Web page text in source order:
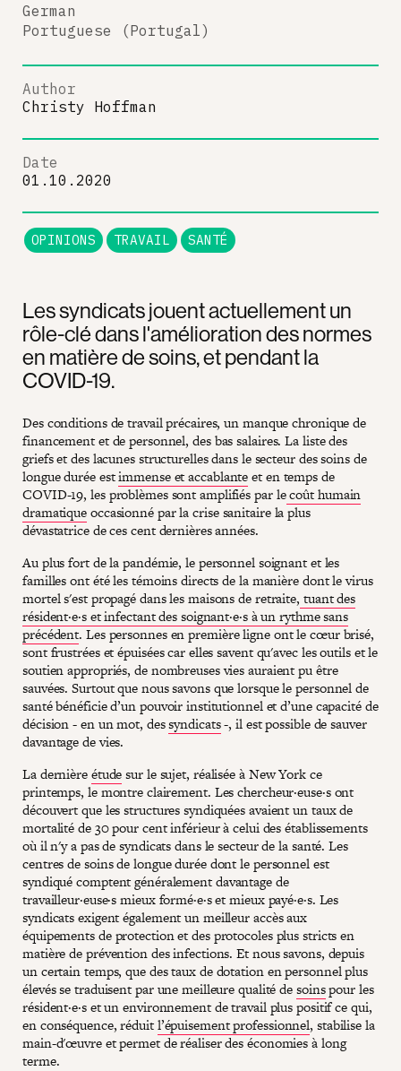
Les syndicats jouent actuellement un
rôle-clé dans l'amélioration des normes
en matière de soins, et pendant la
COVID-19.
Des conditions de travail précaires, un manque chronique de
financement et de personnel, des bas salaires. La liste des
griefs et des lacunes structurelles dans le secteur des soins de
longue durée estimmense et accablanteet en temps de
COVID-19, les problèmes sont amplifiés par lecoût humain
dramatiqueoccasionné par la crise sanitaire la plus
dévastatrice de ces cent dernières années.
Au plus fort de la pandémie, le personnel soignant et les
familles ont été les témoins directs de la manière dont le virus
mortel s'est propagé dans les maisons de retraite, tuant des
résident·e·s et infectant des soignant·e·s à un rythme sans
précédent. Les personnes en première ligne ont le cœur brisé,
sont frustrées et épuisées car elles savent qu'avec les outils et le
soutien appropriés, de nombreuses vies auraient pu être
sauvées. Surtout que nous savons que lorsque le personnel de
santé bénéficie d’un pouvoir institutionnel et d’une capacité de
décision - en un mot, dessyndicats-, il est possible de sauver
davantage de vies.
La dernièreétudesur le sujet, réalisée à New York ce
printemps, le montre clairement. Les chercheur·euse·s ont
découvert que les structures syndiquées avaient un taux de
mortalité de 30 pour cent inférieur à celui des établissements
où il n'y a pas de syndicats dans le secteur de la santé. Les
centres de soins de longue durée dont le personnel est
syndiqué comptent généralement davantage de
travailleur·euse·s mieux formé·e·s et mieux payé·e·s. Les
syndicats exigent également un meilleur accès aux
équipements de protection et des protocoles plus stricts en
matière de prévention des infections. Et nous savons, depuis
un certain temps, que des taux de dotation en personnel plus
élevés se traduisent par une meilleure qualité desoinspour les
résident·e·s et un environnement de travail plus positif ce qui,
en conséquence, réduitl’épuisement professionnel, stabilise la
main-d'œuvre et permet de réaliser des économies à long
terme.
German
Portuguese (Portugal)
Author
Christy Hoffman
Date
01.10.2020
OPINIONS TRAVAIL SANTÉ